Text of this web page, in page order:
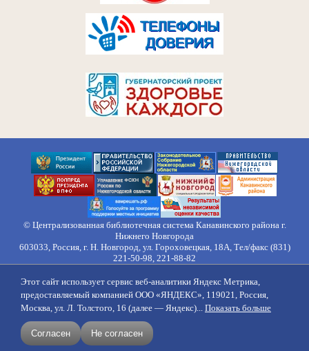
создание сайтов
продвижение
поддержка
© Централизованная библиотечная система Канавинского района г.
Нижнего Новгорода
603033, Россия, г. Н. Новгород, ул. Гороховецкая, 18А, Тел/факс (831)
221-50-98, 221-88-82
Контакты Противодействие коррупции
Противодействие
идеологии терроризма
Напишите нам
Этот сайт использует сервис веб-аналитики Яндекс Метрика,
предоставляемый компанией ООО «ЯНДЕКС», 119021, Россия,
Москва, ул. Л. Толстого, 16 (далее — Яндекс)... Показать больше
Согласен Не согласен